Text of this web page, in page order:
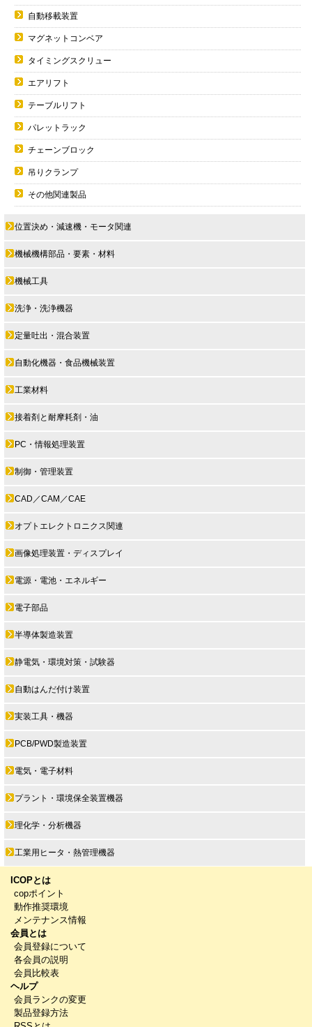
自動移載装置
マグネットコンベア
タイミングスクリュー
エアリフト
テーブルリフト
パレットラック
チェーンブロック
吊りクランプ
その他関連製品
位置決め・減速機・モータ関連
機械機構部品・要素・材料
機械工具
洗浄・洗浄機器
定量吐出・混合装置
自動化機器・食品機械装置
工業材料
接着剤と耐摩耗剤・油
PC・情報処理装置
制御・管理装置
CAD／CAM／CAE
オプトエレクトロニクス関連
画像処理装置・ディスプレイ
電源・電池・エネルギー
電子部品
半導体製造装置
静電気・環境対策・試験器
自動はんだ付け装置
実装工具・機器
PCB/PWD製造装置
電気・電子材料
プラント・環境保全装置機器
理化学・分析機器
工業用ヒータ・熱管理機器
ICOPとは
copポイント
動作推奨環境
メンテナンス情報
会員とは
会員登録について
各会員の説明
会員比較表
ヘルプ
会員ランクの変更
製品登録方法